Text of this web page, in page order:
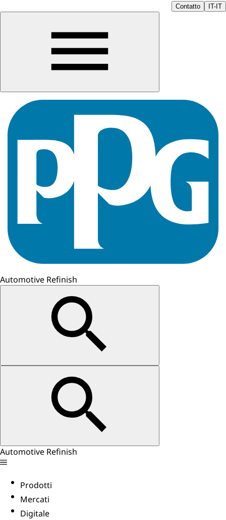
Contatto IT-IT
Automotive Refinish
Automotive Refinish
Prodotti
Mercati
Digitale